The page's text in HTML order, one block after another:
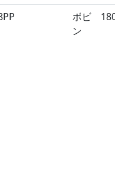
ボビ
ン